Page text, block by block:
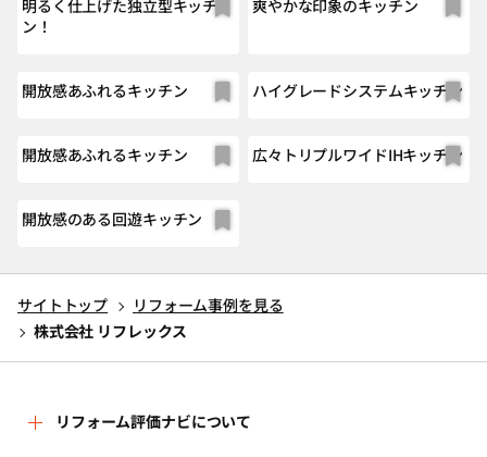
明るく仕上げた独立型キッチ
ン！
爽やかな印象のキッチン
開放感あふれるキッチン ハイグレードシステムキッチン
開放感あふれるキッチン 広々トリプルワイドIHキッチン
開放感のある回遊キッチン
サイトトップ
リフォーム事例を見る
株式会社 リフレックス
リフォーム評価ナビについて